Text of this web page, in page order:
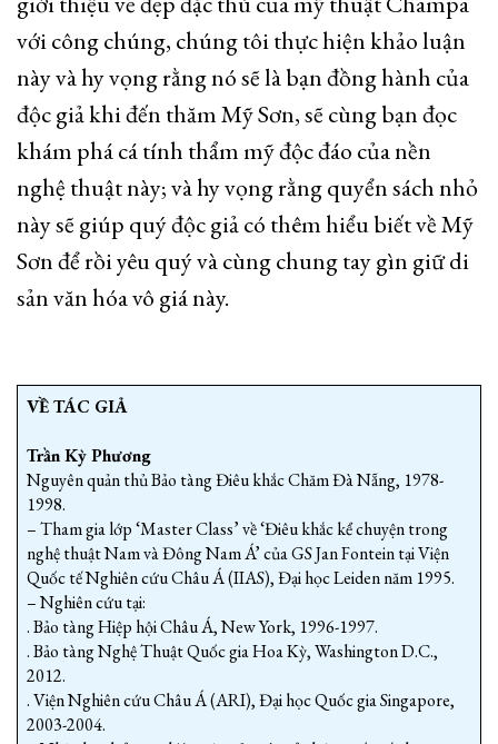
với công chúng, chúng tôi thực hiện khảo luận
này và hy vọng rằng nó sẽ là bạn đồng hành của
độc giả khi đến thăm Mỹ Sơn, sẽ cùng bạn đọc
khám phá cá tính thẩm mỹ độc đáo của nền
nghệ thuật này; và hy vọng rằng quyển sách nhỏ
này sẽ giúp quý độc giả có thêm hiểu biết về Mỹ
Sơn để rồi yêu quý và cùng chung tay gìn giữ di
sản văn hóa vô giá này.
VỀ TÁC GIẢ
Trần Kỳ Phương
Nguyên quản thủ Bảo tàng Điêu khắc Chăm Đà Nẵng, 1978-
1998.
– Tham gia lớp ‘Master Class’ về ‘Điêu khắc kể chuyện trong
nghệ thuật Nam và Đông Nam Á’ của GS Jan Fontein tại Viện
Quốc tế Nghiên cứu Châu Á (IIAS), Đại học Leiden năm 1995.
– Nghiên cứu tại:
. Bảo tàng Hiệp hội Châu Á, New York, 1996-1997.
. Bảo tàng Nghệ Thuật Quốc gia Hoa Kỳ, Washington D.C.,
2012.
. Viện Nghiên cứu Châu Á (ARI), Đại học Quốc gia Singapore,
2003-2004.